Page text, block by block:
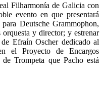
Filharmonía de Galicia con
evento en que presentará
Deutsche Grammophon,
y director; y estrenar
Efraín Oscher dedicado al
el Proyecto de Encargos
Trompeta que Pacho está